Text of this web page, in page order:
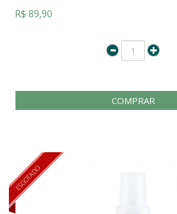
R$ 89,90
COMPRAR
ESGOTADO